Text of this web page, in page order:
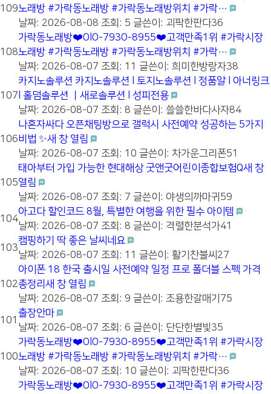
109노래방 #가락동노래방 #가락동노래방위치 #가락…
날짜: 2026-08-08 조회: 5 글쓴이: 괴팍한판다36
108
가락동노래방❤️OlO-793O-8955❤️고객만족1위 #가락시장
노래방 #가락동노래방 #가락동노래방위치 #가락…
날짜: 2026-08-07 조회: 11 글쓴이: 희미한방랑자38
107
카지노솔루션 카지노솔루션 l 토지노솔루션 l 정품알 l 아너링크
l 홀덤솔루션 ㅣ새로솔루션 l 성피전용
날짜: 2026-08-07 조회: 8 글쓴이: 쓸쓸한바다사자84
106
나혼자싸다 오픈채팅방으로 갤럭시 사전예약 성공하는 5가지
비법 ✨새 창 열림
날짜: 2026-08-07 조회: 10 글쓴이: 차가운그리폰51
105
태아부터 가입 가능한 현대해상 굿앤굿어린이종합보험Q새 창
열림
날짜: 2026-08-07 조회: 7 글쓴이: 야생의까마귀59
104
아고다 할인코드 8월, 특별한 여행을 위한 필수 아이템
날짜: 2026-08-07 조회: 8 글쓴이: 격렬한분석가41
103
캠핑하기 딱 좋은 날씨네요
날짜: 2026-08-07 조회: 11 글쓴이: 활기찬불씨27
102
아이폰 18 한국 출시일 사전예약 일정 프로 폴더블 스펙 가격
총정리새 창 열림
날짜: 2026-08-07 조회: 9 글쓴이: 조용한갈매기75
101
출장안마
날짜: 2026-08-07 조회: 6 글쓴이: 단단한별빛35
100
가락동노래방❤️OlO-793O-8955❤️고객만족1위 #가락시장
노래방 #가락동노래방 #가락동노래방위치 #가락…
날짜: 2026-08-07 조회: 10 글쓴이: 괴팍한판다36
가락동노래방❤️OlO-793O-8955❤️고객만족1위 #가락시장